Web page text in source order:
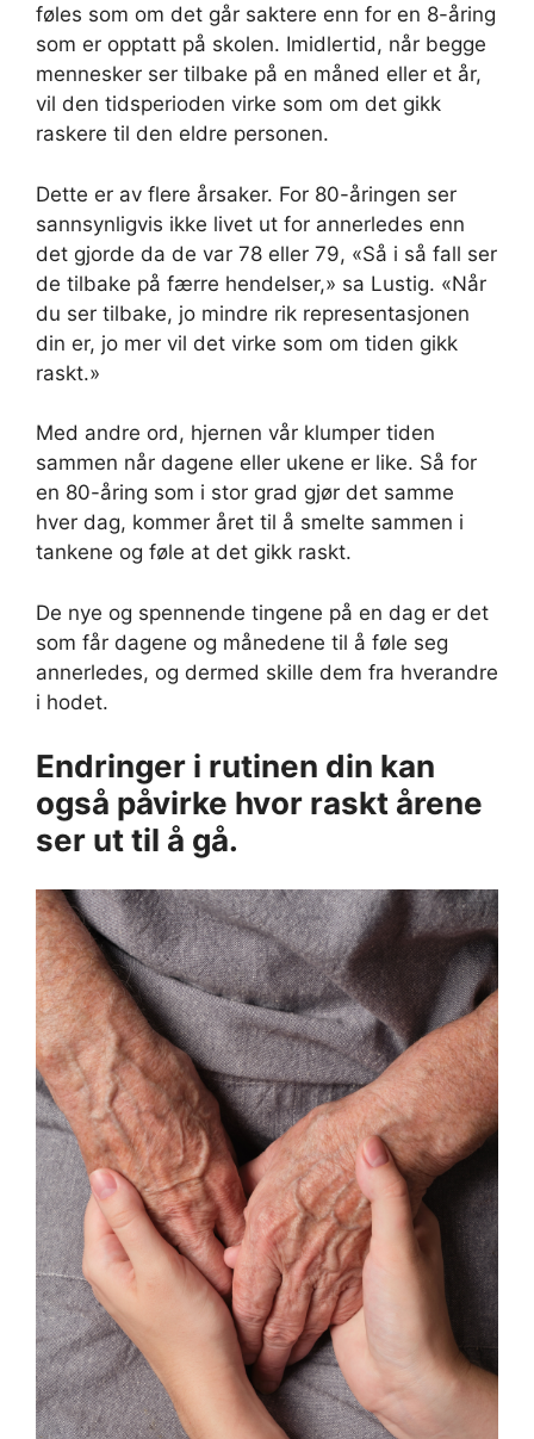
føles som om det går saktere enn for en 8-åring
som er opptatt på skolen. Imidlertid, når begge
mennesker ser tilbake på en måned eller et år,
vil den tidsperioden virke som om det gikk
raskere til den eldre personen.
Dette er av flere årsaker. For 80-åringen ser
sannsynligvis ikke livet ut for annerledes enn
det gjorde da de var 78 eller 79, «Så i så fall ser
de tilbake på færre hendelser,» sa Lustig. «Når
du ser tilbake, jo mindre rik representasjonen
din er, jo mer vil det virke som om tiden gikk
raskt.»
Med andre ord, hjernen vår klumper tiden
sammen når dagene eller ukene er like. Så for
en 80-åring som i stor grad gjør det samme
hver dag, kommer året til å smelte sammen i
tankene og føle at det gikk raskt.
De nye og spennende tingene på en dag er det
som får dagene og månedene til å føle seg
annerledes, og dermed skille dem fra hverandre
i hodet.
Endringer i rutinen din kan
også påvirke hvor raskt årene
ser ut til å gå.